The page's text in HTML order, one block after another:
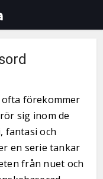
förekommer
sig inom de
fantasi och
en serie tankar
från nuet och